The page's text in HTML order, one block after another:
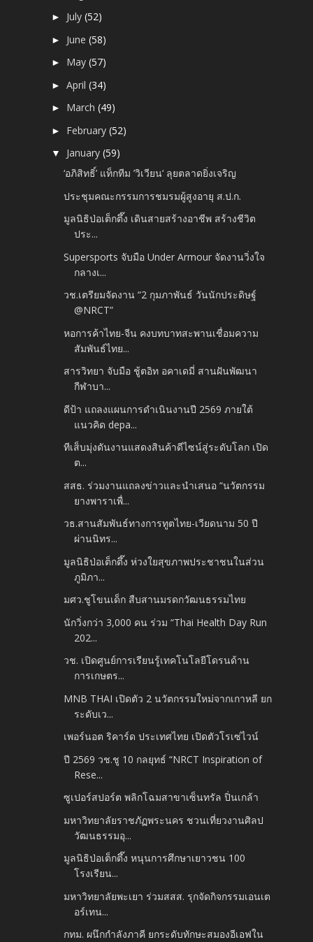
► July(52)
► June(58)
► May(57)
►April(34)
► March(49)
► February(52)
▼ January(59)
‘อภิสิทธิ์’ แท็กทีม ’วิเวียน‘ ลุยตลาดยิ่งเจริญ
ประชุมคณะกรรมการชมรมผู้สูงอายุ ส.ป.ก.
มูลนิธิป่อเต็กตึ๊ง เดินสายสร้างอาชีพ สร้างชีวิต
ประ...
Supersports จับมือ Under Armour​ จัดงานวิ่งใจ
กลางเ...
วช.เตรียมจัดงาน “2 กุมภาพันธ์ วันนักประดิษฐ์
@NRCT”
หอการค้าไทย-จีน คงบทบาทสะพานเชื่อมความ
สัมพันธ์ไทย...
สารวิทยา จับมือ ชู้ตอิท อคาเดมี่ สานฝันพัฒนา
กีฬาบา...
ดีป้า แถลงแผนการดำเนินงานปี 2569 ภายใต้
แนวคิด depa...
ทีเส็บมุ่งดันงานแสดงสินค้าดีไซน์สู่ระดับโลก เปิด
ต...
สสธ. ร่วมงานแถลงข่าวและนำเสนอ “นวัตกรรม
ยางพาราเพื่...
วธ.สานสัมพันธ์ทางการทูตไทย-เวียดนาม 50 ปี
ผ่านนิทร...
มูลนิธิป่อเต็กตึ๊ง ห่วงใยสุขภาพประชาชนในส่วน
ภูมิภา...
มศว.ชูโขนเด็ก​ สืบสานมรดกวัฒนธรรมไทย
นักวิ่งกว่า 3,000 คน ร่วม “Thai Health Day Run
202...
วช. เปิดศูนย์การเรียนรู้เทคโนโลยีโดรนด้าน
การเกษตร​...
MNB THAI เปิดตัว 2 นวัตกรรมใหม่จากเกาหลี ยก
ระดับเว...
เพอร์นอต ริคาร์ด ประเทศไทย เปิดตัวโรเซ่ไวน์
ปี 2569 วช.ชู 10 กลยุทธ์ “NRCT Inspiration of
Rese...
ซูเปอร์สปอร์ต พลิกโฉมสาขาเซ็นทรัล ปิ่นเกล้า
มหาวิทยาลัยราชภัฏพระนคร ชวนเที่ยวงานศิลป
วัฒนธรรมอุ...
มูลนิธิป่อเต็กตึ๊ง หนุนการศึกษาเยาวชน 100
โรงเรียน...
มหาวิทยาลัยพะเยา ร่วมสสส. รุกจัดกิจกรรมเอนเต
อร์เทน...
กทม. ผนึกกำลังภาคี ยกระดับทักษะสมองอีเอฟใน